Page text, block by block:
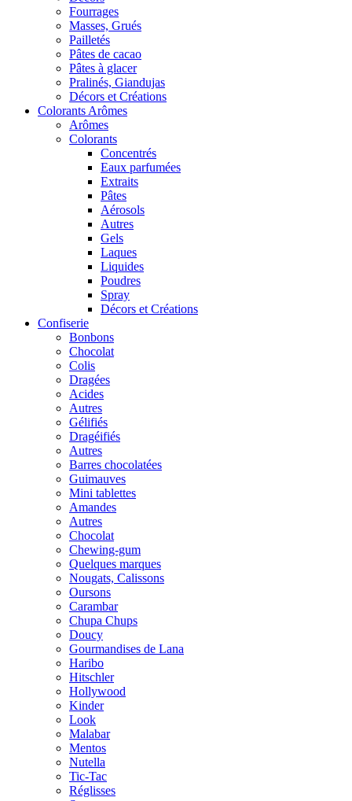
Fourrages
Masses, Grués
Pailletés
Pâtes de cacao
Pâtes à glacer
Pralinés, Giandujas
Décors et Créations
Colorants Arômes
Arômes
Colorants
Concentrés
Eaux parfumées
Extraits
Pâtes
Aérosols
Autres
Gels
Laques
Liquides
Poudres
Spray
Décors et Créations
Confiserie
Bonbons
Chocolat
Colis
Dragées
Acides
Autres
Gélifiés
Dragéifiés
Autres
Barres chocolatées
Guimauves
Mini tablettes
Amandes
Autres
Chocolat
Chewing-gum
Quelques marques
Nougats, Calissons
Oursons
Carambar
Chupa Chups
Doucy
Gourmandises de Lana
Haribo
Hitschler
Hollywood
Kinder
Look
Malabar
Mentos
Nutella
Tic-Tac
Réglisses